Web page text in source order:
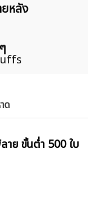
ยหลัง
ด
าย ขั้นต่ำ 500 ใบ